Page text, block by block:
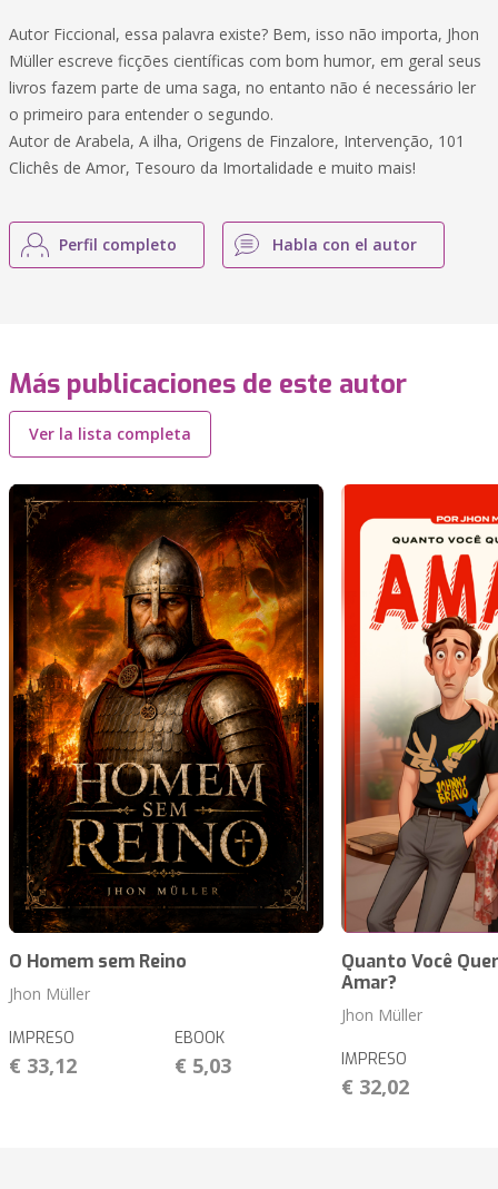
Autor Ficcional, essa palavra existe? Bem, isso não importa, Jhon
Müller escreve ficções científicas com bom humor, em geral seus
livros fazem parte de uma saga, no entanto não é necessário ler
o primeiro para entender o segundo.
Autor de Arabela, A ilha, Origens de Finzalore, Intervenção, 101
Clichês de Amor, Tesouro da Imortalidade e muito mais!
Perfil completo Habla con el autor
Más publicaciones de este autor
Ver la lista completa
O Homem sem Reino
Jhon Müller
IMPRESO
€ 33,12
EBOOK
€ 5,03
Quanto Você
Amar?
Jhon Müller
IMPRESO
€ 32,02